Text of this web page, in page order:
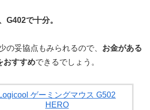
G402で十分。
の妥協点もみられるので、 お金がある
おすすめできるでしょう。
Logicool ゲーミングマウス G502
HERO